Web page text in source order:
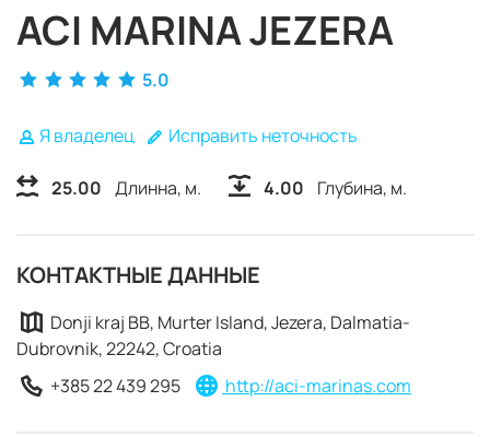
ACI MARINA JEZERA
5.0
Я владелец Исправить неточность
25.00 Длинна, м. 4.00 Глубина, м.
КОНТАКТНЫЕ ДАННЫЕ
Donji kraj BB, Murter Island, Jezera, Dalmatia-
Dubrovnik, 22242, Croatia
+385 22 439 295
http://aci-marinas.com
31
1 2 4 5